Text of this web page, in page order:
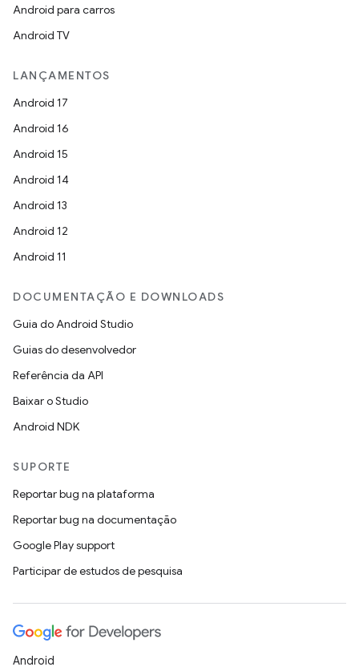
Android para carros
Android TV
LANÇAMENTOS
Android 17
Android 16
Android 15
Android 14
Android 13
Android 12
Android 11
DOCUMENTAÇÃO E DOWNLOADS
Guia do Android Studio
Guias do desenvolvedor
Referência da API
Baixar o Studio
Android NDK
SUPORTE
Reportar bug na plataforma
Reportar bug na documentação
Google Play support
Participar de estudos de pesquisa
Android